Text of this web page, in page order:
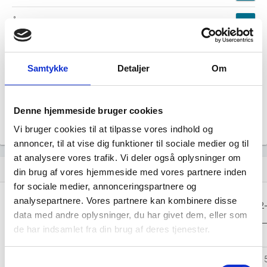
Samtykke Detaljer Om
Denne hjemmeside bruger cookies
Vi bruger cookies til at tilpasse vores indhold og
annoncer, til at vise dig funktioner til sociale medier og til
at analysere vores trafik. Vi deler også oplysninger om
din brug af vores hjemmeside med vores partnere inden
for sociale medier, annonceringspartnere og
analysepartnere. Vores partnere kan kombinere disse
data med andre oplysninger, du har givet dem, eller som
de har indsamlet fra din brug af deres tjenester.
Årsrapporten 2024-12
Årsrapporten 2023-12 file_download
Årsrapporten 2022-12 file_download
Årsrapporten 2021-12
assignment Regnskaber
Resultat i 1000
DKK
2025-12 2024-12 2023-12
Nettoomsætning - -